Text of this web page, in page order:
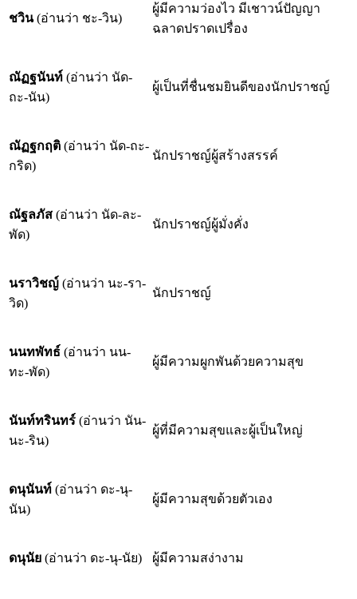
ชวิน(อ่านว่า ชะ-วิน)
ผู้มีความว่องไว มีเชาวน์ปัญญา
ฉลาดปราดเปรื่อง
ณัฏฐนันท์ (อ่านว่า นัด-
ถะ-นัน)
ผู้เป็นที่ชื่นชมยินดีของนักปราชญ์
ณัฏฐกฤติ (อ่านว่า นัด-ถะ-
กริด)
นักปราชญ์ผู้สร้างสรรค์
ณัฐลภัส (อ่านว่า นัด-ละ-
พัด)
นักปราชญ์ผู้มั่งคั่ง
นราวิชญ์ (อ่านว่า นะ-รา-
วิด)
นักปราชญ์
นนทพัทธ์ (อ่านว่า นน-
ทะ-พัด)
ผู้มีความผูกพันด้วยความสุข
นันท์ทรินทร์ (อ่านว่า นัน-
นะ-ริน)
ผู้ที่มีความสุขและผู้เป็นใหญ่
ดนุนันท์ (อ่านว่า ดะ-นุ-
นัน)
ผู้มีความสุขด้วยตัวเอง
ดนุนัย (อ่านว่า ดะ-นุ-นัย) ผู้มีความสง่างาม